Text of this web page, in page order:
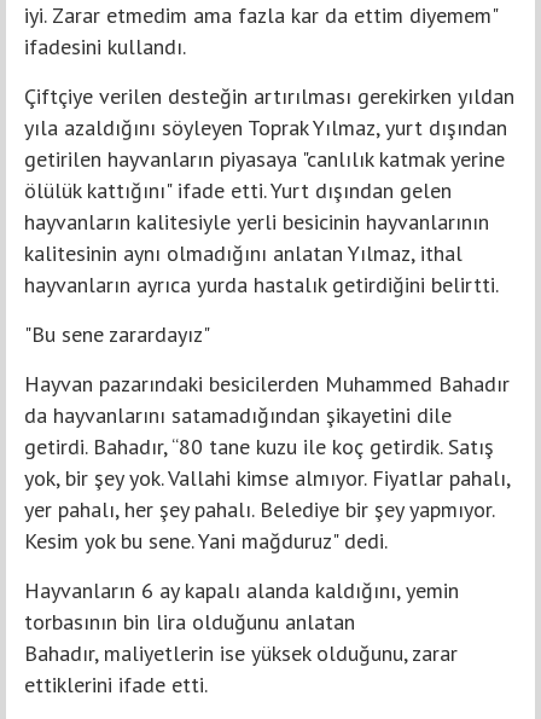
iyi. Zarar etmedim ama fazla kar da ettim diyemem"
ifadesini kullandı.
Çiftçiye verilen desteğin artırılması gerekirken yıldan
yıla azaldığını söyleyen Toprak Yılmaz, yurt dışından
getirilen hayvanların piyasaya "canlılık katmak yerine
ölülük kattığını" ifade etti. Yurt dışından gelen
hayvanların kalitesiyle yerli besicinin hayvanlarının
kalitesinin aynı olmadığını anlatan Yılmaz, ithal
hayvanların ayrıca yurda hastalık getirdiğini belirtti.
"Bu sene zarardayız"
Hayvan pazarındaki besicilerden Muhammed Bahadır
da hayvanlarını satamadığından şikayetini dile
getirdi. Bahadır, “80 tane kuzu ile koç getirdik. Satış
yok, bir şey yok. Vallahi kimse almıyor. Fiyatlar pahalı,
yer pahalı, her şey pahalı. Belediye bir şey yapmıyor.
Kesim yok bu sene. Yani mağduruz" dedi.
Hayvanların 6 ay kapalı alanda kaldığını, yemin
torbasının bin lira olduğunu anlatan
Bahadır, maliyetlerin ise yüksek olduğunu, zarar
ettiklerini ifade etti.